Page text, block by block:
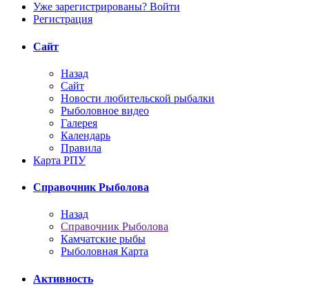
Уже зарегистрированы? Войти
Регистрация
Сайт
Назад
Сайт
Новости любительской рыбалки
Рыболовное видео
Галерея
Календарь
Правила
Карта РПУ
Справочник Рыболова
Назад
Справочник Рыболова
Камчатские рыбы
Рыболовная Карта
Активность